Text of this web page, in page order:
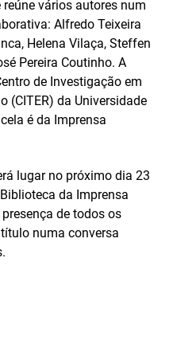
vários autores num
Alfredo Teixeira
Helena Vilaça, Steffen
Pereira Coutinho. A
de Investigação em
(CITER) da Universidade
é da Imprensa
lugar no próximo dia 23
da Imprensa
de todos os
numa conversa